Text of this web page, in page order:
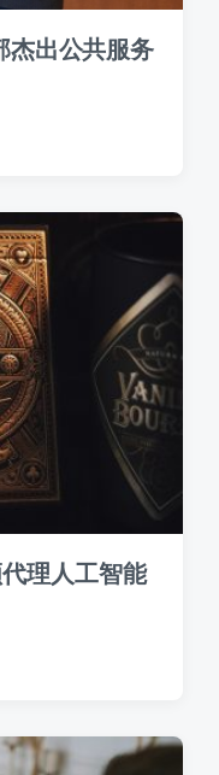
杰出公共服务
理人工智能